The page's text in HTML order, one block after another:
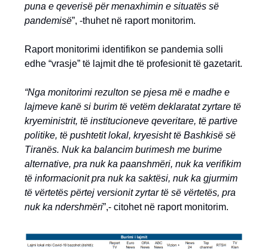
puna e qeverisë për menaxhimin e situatës së
pandemisë”, -thuhet në raport monitorim.
Raport monitorimi identifikon se pandemia solli
edhe “vrasje” të lajmit dhe të profesionit të gazetarit.
“Nga monitorimi rezulton se pjesa më e madhe e
lajmeve kanë si burim të vetëm deklaratat zyrtare të
kryeministrit, të institucioneve qeveritare, të partive
politike, të pushtetit lokal, kryesisht të Bashkisë së
Tiranës. Nuk ka balancim burimesh me burime
alternative, pra nuk ka paanshmëri, nuk ka verifikim
të informacionit pra nuk ka saktësi, nuk ka gjurmim
të vërtetës përtej versionit zyrtar të së vërtetës, pra
nuk ka ndershmëri”,- citohet në raport monitorim.